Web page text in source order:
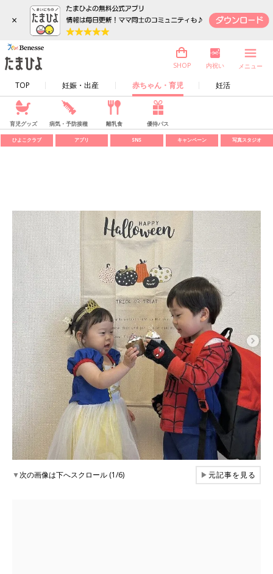
×
TOP 妊娠・出産 赤ちゃん・育児 妊活
SHOP 内祝い メニュー
育児グッズ 病気・予防接種 離乳食 優待パス
ひよこクラブ アプリ SNS キャンペーン 写真スタジオ
▼次の画像は下へスクロール (1/6) ▶元記事を見る